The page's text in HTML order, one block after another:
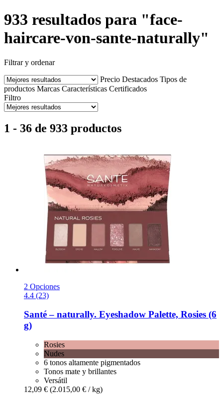
933 resultados para "face-
haircare-von-sante-naturally"
Filtrar y ordenar
Precio Destacados Tipos de
productos Marcas Características Certificados
Filtro
1 - 36 de 933 productos
2 Opciones
4.4 (23)
Santé – naturally. Eyeshadow Palette, Rosies (6
g)
Rosies
Nudes
6 tonos altamente pigmentados
Tonos mate y brillantes
Versátil
12,09 € (2.015,00 € / kg)